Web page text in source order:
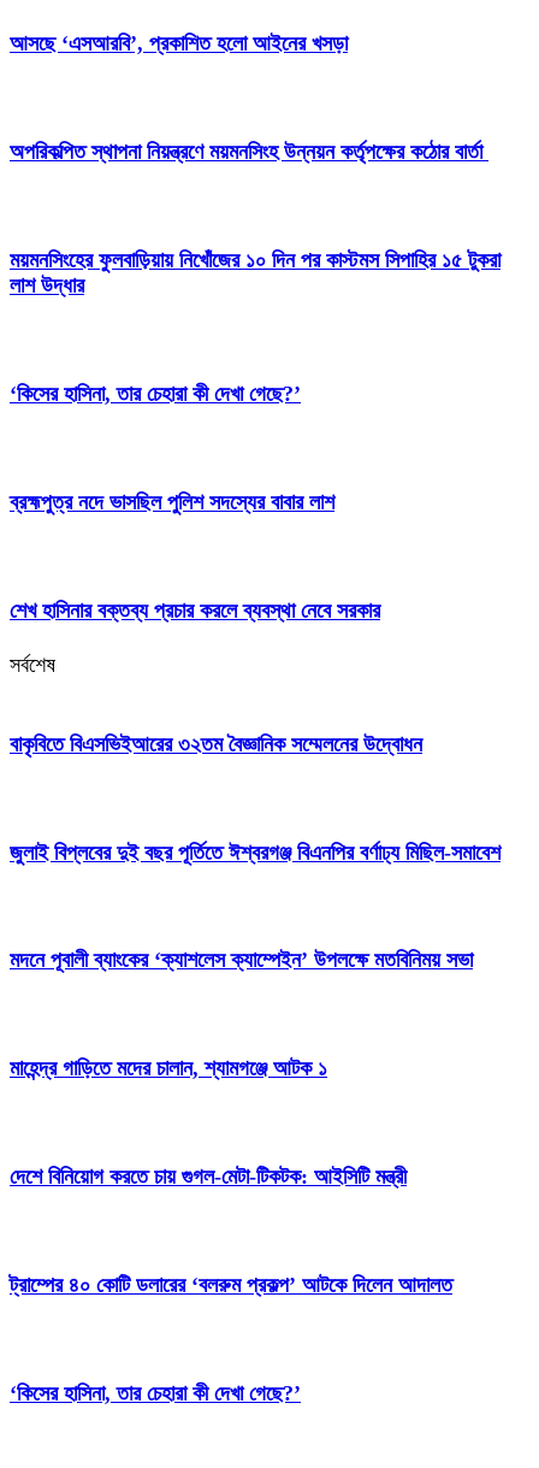
আসছে ‘এসআরবি’, প্রকাশিত হলো আইনের খসড়া
অপরিকল্পিত স্থাপনা নিয়ন্ত্রণে ময়মনসিংহ উন্নয়ন কর্তৃপক্ষের কঠোর বার্তা
ময়মনসিংহের ফুলবাড়িয়ায় নিখোঁজের ১০ দিন পর কাস্টমস সিপাহির ১৫ টুকরা
লাশ উদ্ধার
‘কিসের হাসিনা, তার চেহারা কী দেখা গেছে?’
ব্রহ্মপুত্র নদে ভাসছিল পুলিশ সদস্যের বাবার লাশ
শেখ হাসিনার বক্তব্য প্রচার করলে ব্যবস্থা নেবে সরকার
সর্বশেষ
বাকৃবিতে বিএসভিইআরের ৩২তম বৈজ্ঞানিক সম্মেলনের উদ্বোধন
জুলাই বিপ্লবের দুই বছর পূর্তিতে ঈশ্বরগঞ্জ বিএনপির বর্ণাঢ্য মিছিল-সমাবেশ
মদনে পূবালী ব্যাংকের ‘ক্যাশলেস ক্যাম্পেইন’ উপলক্ষে মতবিনিময় সভা
মাহেন্দ্র গাড়িতে মদের চালান, শ্যামগঞ্জে আটক ১
দেশে বিনিয়োগ করতে চায় গুগল-মেটা-টিকটক: আইসিটি মন্ত্রী
ট্রাম্পের ৪০ কোটি ডলারের ‘বলরুম প্রকল্প’ আটকে দিলেন আদালত
‘কিসের হাসিনা, তার চেহারা কী দেখা গেছে?’